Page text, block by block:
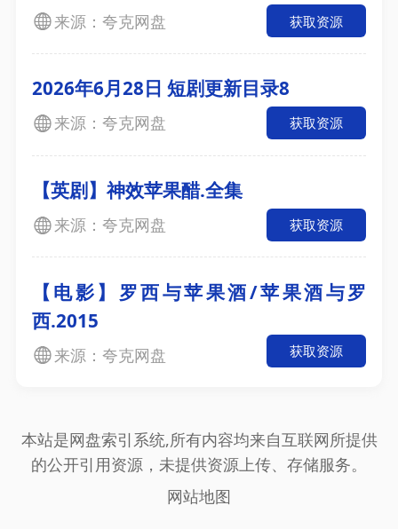
来源：夸克网盘 获取资源
2026年6月28日 短剧更新目录8
来源：夸克网盘 获取资源
【英剧】神效苹果醋.全集
来源：夸克网盘 获取资源
【电影】罗西与苹果酒/苹果酒与罗
西.2015
来源：夸克网盘 获取资源
本站是网盘索引系统,所有内容均来自互联网所提供
的公开引用资源，未提供资源上传、存储服务。
网站地图